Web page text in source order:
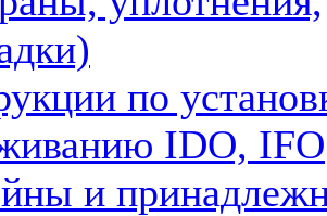
по
IDO, IFO
и